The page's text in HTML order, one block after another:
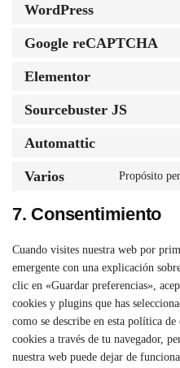
WordPress
Google reCAPTCHA
Elementor
Sourcebuster JS
Automattic
Varios Propósito
7. Consentimiento
Cuando visites nuestra web por
emergente con una explicación
clic en «Guardar preferencias»,
cookies y plugins que has
como se describe en esta política
cookies a través de tu navegador,
nuestra web puede dejar de